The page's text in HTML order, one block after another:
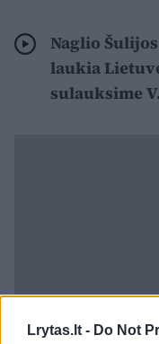
Lrytas.lt - Do Not
Naglio
laukia
sulauksime